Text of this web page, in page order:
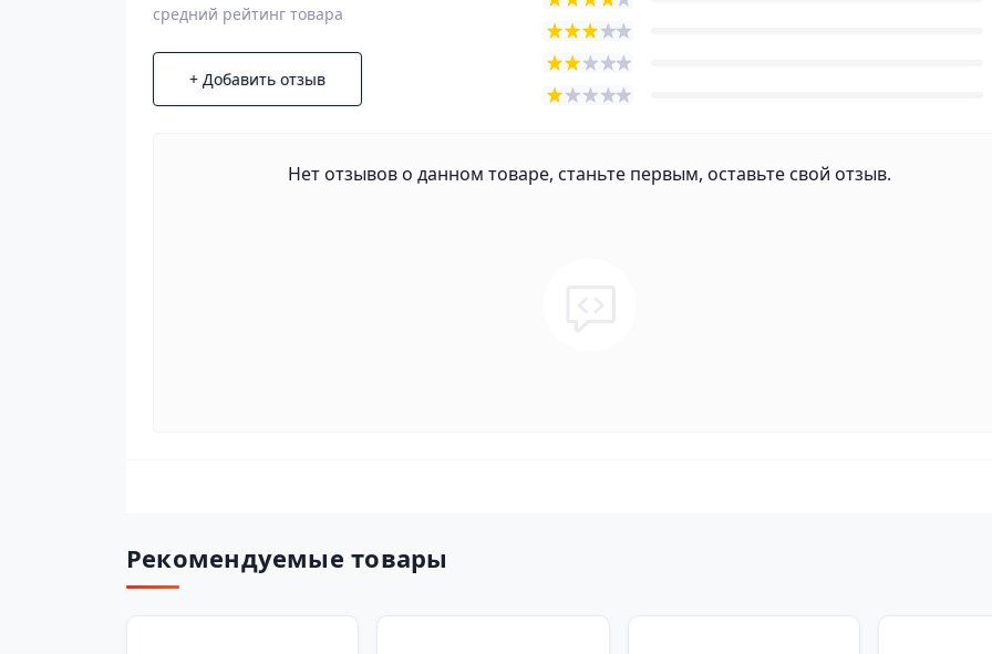
средний рейтинг товара
+ Добавить отзыв
Нет отзывов о данном товаре, станьте первым, оставьте свой отзыв.
Рекомендуемые товары